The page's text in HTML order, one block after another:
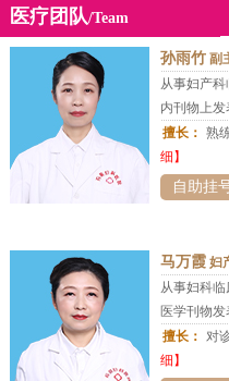
医疗团队/Team
孙雨竹副
从事妇产
内刊物上
擅长： 熟
细】
自助挂
马万霞妇
从事妇科
医学刊物
擅长： 对
细】